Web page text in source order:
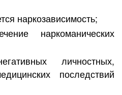
наркозависимость;
наркоманических
личностных,
последствий